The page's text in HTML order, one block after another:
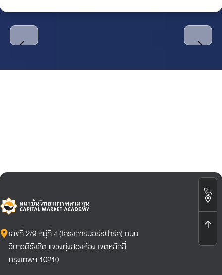
เลขที่ 2/9 หมู่ที่ 4 (โครงการนอร์ธปาร์ค) ถนน
วิภาวดีรังสิต แขวงทุ่งสองห้อง เขตหลักสี่
กรุงเทพฯ 10210